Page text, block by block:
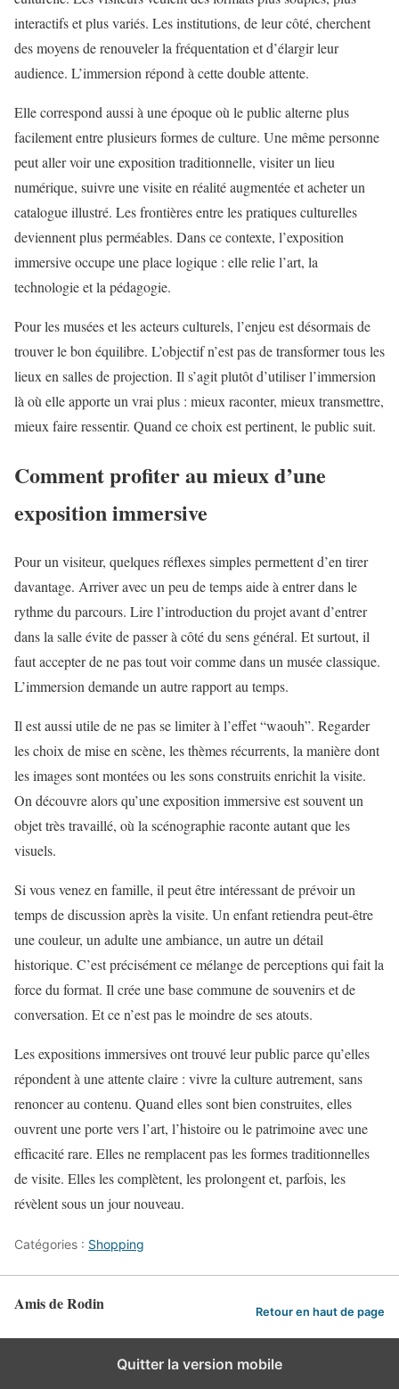
interactifs et plus variés. Les institutions, de leur côté, cherchent
des moyens de renouveler la fréquentation et d’élargir leur
audience. L’immersion répond à cette double attente.
Elle correspond aussi à une époque où le public alterne plus
facilement entre plusieurs formes de culture. Une même personne
peut aller voir une exposition traditionnelle, visiter un lieu
numérique, suivre une visite en réalité augmentée et acheter un
catalogue illustré. Les frontières entre les pratiques culturelles
deviennent plus perméables. Dans ce contexte, l’exposition
immersive occupe une place logique : elle relie l’art, la
technologie et la pédagogie.
Pour les musées et les acteurs culturels, l’enjeu est désormais de
trouver le bon équilibre. L’objectif n’est pas de transformer tous les
lieux en salles de projection. Il s’agit plutôt d’utiliser l’immersion
là où elle apporte un vrai plus : mieux raconter, mieux transmettre,
mieux faire ressentir. Quand ce choix est pertinent, le public suit.
Comment profiter au mieux d’une
exposition immersive
Pour un visiteur, quelques réflexes simples permettent d’en tirer
davantage. Arriver avec un peu de temps aide à entrer dans le
rythme du parcours. Lire l’introduction du projet avant d’entrer
dans la salle évite de passer à côté du sens général. Et surtout, il
faut accepter de ne pas tout voir comme dans un musée classique.
L’immersion demande un autre rapport au temps.
Il est aussi utile de ne pas se limiter à l’effet “waouh”. Regarder
les choix de mise en scène, les thèmes récurrents, la manière dont
les images sont montées ou les sons construits enrichit la visite.
On découvre alors qu’une exposition immersive est souvent un
objet très travaillé, où la scénographie raconte autant que les
visuels.
Si vous venez en famille, il peut être intéressant de prévoir un
temps de discussion après la visite. Un enfant retiendra peut-être
une couleur, un adulte une ambiance, un autre un détail
historique. C’est précisément ce mélange de perceptions qui fait la
force du format. Il crée une base commune de souvenirs et de
conversation. Et ce n’est pas le moindre de ses atouts.
Les expositions immersives ont trouvé leur public parce qu’elles
répondent à une attente claire : vivre la culture autrement, sans
renoncer au contenu. Quand elles sont bien construites, elles
ouvrent une porte vers l’art, l’histoire ou le patrimoine avec une
efficacité rare. Elles ne remplacent pas les formes traditionnelles
de visite. Elles les complètent, les prolongent et, parfois, les
révèlent sous un jour nouveau.
Catégories : Shopping
Amis de Rodin Retour en haut de page
Quitter la version mobile